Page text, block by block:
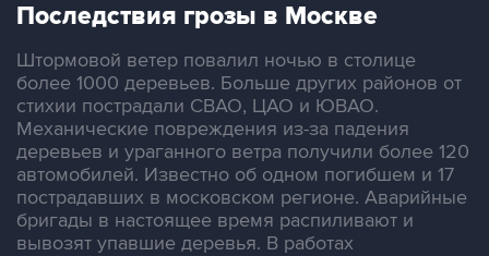
Последствия грозы в Москве
Штормовой ветер повалил ночью в столице
более 1000 деревьев. Больше других районов от
стихии пострадали СВАО, ЦАО и ЮВАО.
Механические повреждения из-за падения
деревьев и ураганного ветра получили более 120
автомобилей. Известно об одном погибшем и 17
пострадавших в московском регионе. Аварийные
бригады в настоящее время распиливают и
вывозят упавшие деревья. В работах